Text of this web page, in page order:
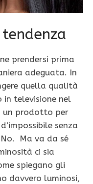
prendersi prima
adeguata. In
quella qualità
in televisione nel
un prodotto per
senza
No. Ma va da sé
ci sia
spiegano gli
davvero luminosi,